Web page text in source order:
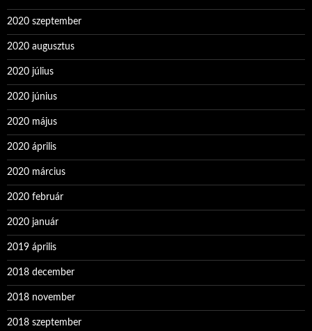
2020 szeptember
2020 augusztus
2020 július
2020 június
2020 május
2020 április
2020 március
2020 február
2020 január
2019 április
2018 december
2018 november
2018 szeptember